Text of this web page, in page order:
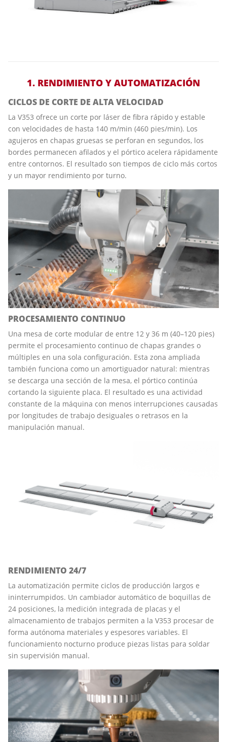
1. RENDIMIENTO Y AUTOMATIZACIÓN
CICLOS DE CORTE DE ALTA VELOCIDAD
La V353 ofrece un corte por láser de fibra rápido y estable
con velocidades de hasta 140 m/min (460 pies/min). Los
agujeros en chapas gruesas se perforan en segundos, los
bordes permanecen afilados y el pórtico acelera rápidamente
entre contornos. El resultado son tiempos de ciclo más cortos
y un mayor rendimiento por turno.
PROCESAMIENTO CONTINUO
Una mesa de corte modular de entre 12 y 36 m (40–120 pies)
permite el procesamiento continuo de chapas grandes o
múltiples en una sola configuración. Esta zona ampliada
también funciona como un amortiguador natural: mientras
se descarga una sección de la mesa, el pórtico continúa
cortando la siguiente placa. El resultado es una actividad
constante de la máquina con menos interrupciones causadas
por longitudes de trabajo desiguales o retrasos en la
manipulación manual.
RENDIMIENTO 24/7
La automatización permite ciclos de producción largos e
ininterrumpidos. Un cambiador automático de boquillas de
24 posiciones, la medición integrada de placas y el
almacenamiento de trabajos permiten a la V353 procesar de
forma autónoma materiales y espesores variables. El
funcionamiento nocturno produce piezas listas para soldar
sin supervisión manual.